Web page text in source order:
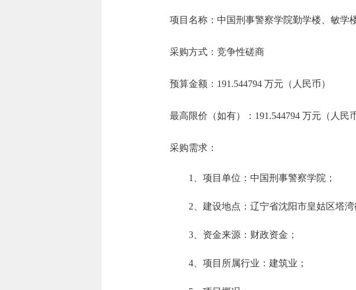
项目名称：中国刑事警察学院勤学楼、敏学
采购方式：竞争性磋商
预算金额：191.544794 万元（人民币）
最高限价（如有）：191.544794 万元（人民
采购需求：
1、项目单位：中国刑事警察学院；
2、建设地点：辽宁省沈阳市皇姑区塔湾
3、资金来源：财政资金；
4、项目所属行业：建筑业；